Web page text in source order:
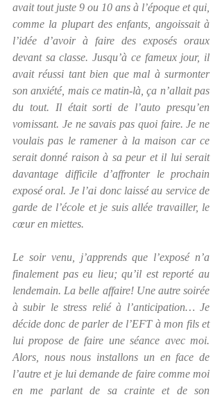
avait tout juste 9 ou 10 ans à l’époque et qui,
comme la plupart des enfants, angoissait à
l’idée d’avoir à faire des exposés oraux
devant sa classe. Jusqu’à ce fameux jour, il
avait réussi tant bien que mal à surmonter
son anxiété, mais ce matin-là, ça n’allait pas
du tout. Il était sorti de l’auto presqu’en
vomissant. Je ne savais pas quoi faire. Je ne
voulais pas le ramener à la maison car ce
serait donné raison à sa peur et il lui serait
davantage difficile d’affronter le prochain
exposé oral. Je l’ai donc laissé au service de
garde de l’école et je suis allée travailler, le
cœur en miettes.
Le soir venu, j’apprends que l’exposé n’a
finalement pas eu lieu; qu’il est reporté au
lendemain. La belle affaire! Une autre soirée
à subir le stress relié à l’anticipation… Je
décide donc de parler de l’EFT à mon fils et
lui propose de faire une séance avec moi.
Alors, nous nous installons un en face de
l’autre et je lui demande de faire comme moi
en me parlant de sa crainte et de son